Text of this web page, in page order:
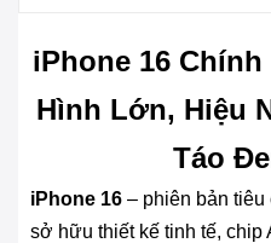
iPhone 16 Chính
Hình Lớn, Hiệu
Táo
iPhone 16 – phiên bản tiêu
sở hữu thiết kế tinh tế, chip